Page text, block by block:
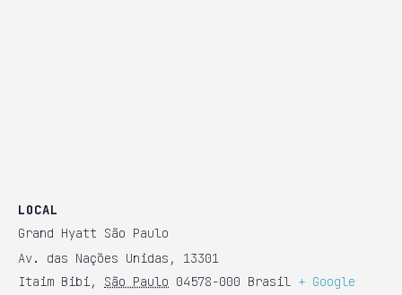
LOCAL
Grand Hyatt São Paulo
Av. das Nações Unidas, 13301
Itaim Bibi , São Paulo 04578-000 Brasil
+ Google